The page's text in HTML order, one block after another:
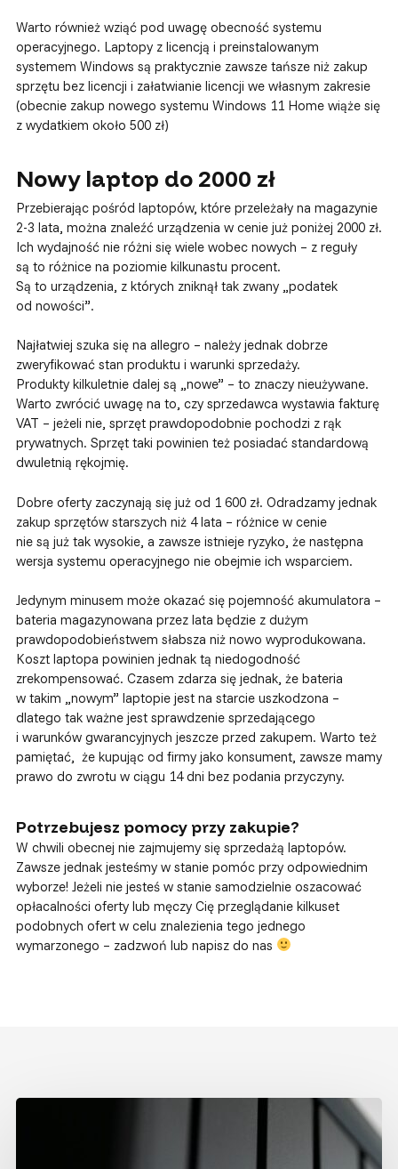
Warto również wziąć pod uwagę obecność systemu
operacyjnego. Laptopy z licencją i preinstalowanym
systemem Windows są praktycznie zawsze tańsze niż zakup
sprzętu bez licencji i załatwianie licencji we własnym zakresie
(obecnie zakup nowego systemu Windows 11 Home wiąże się
z wydatkiem około 500 zł)
Nowy laptop do 2000 zł
Przebierając pośród laptopów, które przeleżały na magazynie
2-3 lata, można znaleźć urządzenia w cenie już poniżej 2000 zł.
Ich wydajność nie różni się wiele wobec nowych – z reguły
są to różnice na poziomie kilkunastu procent.
Są to urządzenia, z których zniknął tak zwany „podatek
od nowości”.
Najłatwiej szuka się na allegro – należy jednak dobrze
zweryfikować stan produktu i warunki sprzedaży.
Produkty kilkuletnie dalej są „nowe” – to znaczy nieużywane.
Warto zwrócić uwagę na to, czy sprzedawca wystawia fakturę
VAT – jeżeli nie, sprzęt prawdopodobnie pochodzi z rąk
prywatnych. Sprzęt taki powinien też posiadać standardową
dwuletnią rękojmię.
Dobre oferty zaczynają się już od 1 600 zł. Odradzamy jednak
zakup sprzętów starszych niż 4 lata – różnice w cenie
nie są już tak wysokie, a zawsze istnieje ryzyko, że następna
wersja systemu operacyjnego nie obejmie ich wsparciem.
Jedynym minusem może okazać się pojemność akumulatora –
bateria magazynowana przez lata będzie z dużym
prawdopodobieństwem słabsza niż nowo wyprodukowana.
Koszt laptopa powinien jednak tą niedogodność
zrekompensować. Czasem zdarza się jednak, że bateria
w takim „nowym” laptopie jest na starcie uszkodzona –
dlatego tak ważne jest sprawdzenie sprzedającego
i warunków gwarancyjnych jeszcze przed zakupem. Warto też
pamiętać, że kupując od firmy jako konsument, zawsze mamy
prawo do zwrotu w ciągu 14 dni bez podania przyczyny.
Potrzebujesz pomocy przy zakupie?
W chwili obecnej nie zajmujemy się sprzedażą laptopów.
Zawsze jednak jesteśmy w stanie pomóc przy odpowiednim
wyborze! Jeżeli nie jesteś w stanie samodzielnie oszacować
opłacalności oferty lub męczy Cię przeglądanie kilkuset
podobnych ofert w celu znalezienia tego jednego
wymarzonego – zadzwoń lub napisz do nas
Udziały